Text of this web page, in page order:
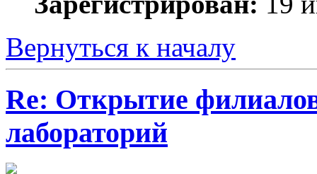
Вернуться к началу
Re: Открытие
лабораторий